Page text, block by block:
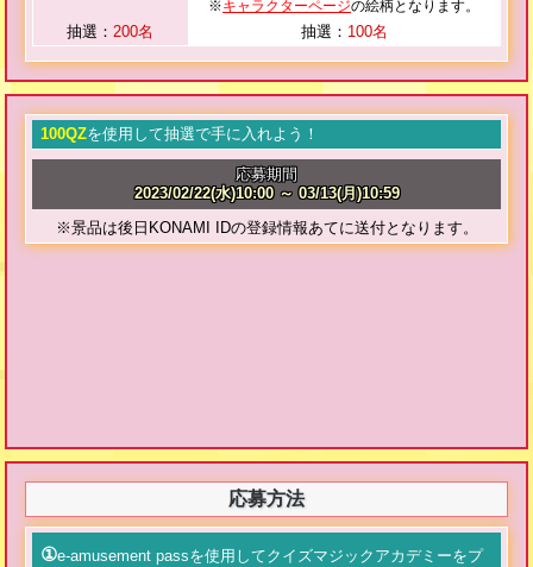
※キャラクターページの絵柄となります。
抽選：200名 抽選： 100名
100QZを使用して抽選で手に入れよう！
応募期間
2023/02/22(水)10:00～ 03/13(月)10:59
※景品は後日KONAMI IDの登録情報あてに送付となります。
応募方法
①e-amusement passを使用してクイズマジックアカデミーをプ